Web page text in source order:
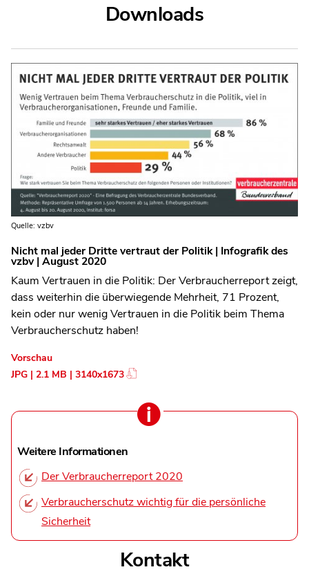
Downloads
Quelle: vzbv
Nicht mal jeder Dritte vertraut der Politik | Infografik des
vzbv | August 2020
Kaum Vertrauen in die Politik: Der Verbraucherreport zeigt,
dass weiterhin die überwiegende Mehrheit, 71 Prozent,
kein oder nur wenig Vertrauen in die Politik beim Thema
Verbraucherschutz haben!
Vorschau
JPG | 2.1 MB | 3140x1673
Weitere Informationen
Der Verbraucherreport 2020
Verbraucherschutz wichtig für die persönliche
Sicherheit
Kontakt